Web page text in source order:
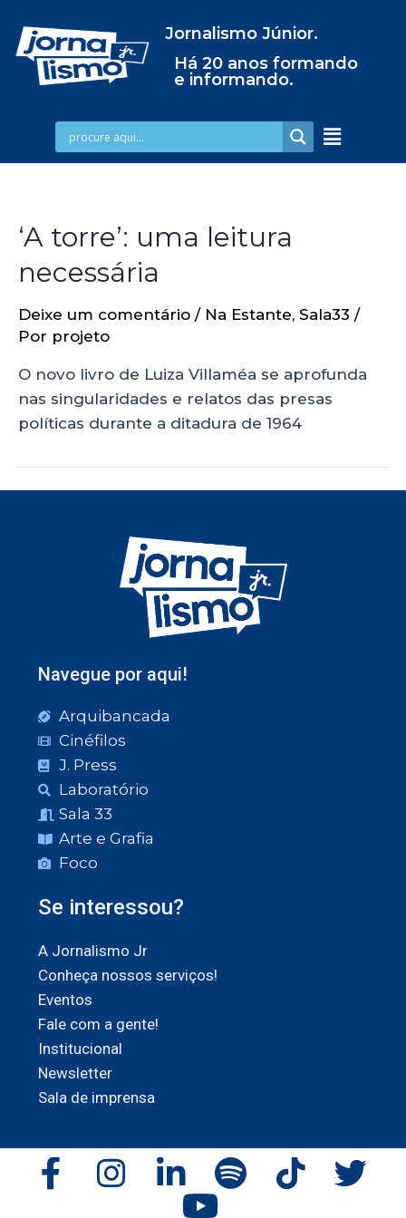
Jornalismo Júnior.
Há 20 anos formando
e informando.
‘A torre’: uma leitura
necessária
Deixe um comentário / Na Estante, Sala33 /
Por projeto
O novo livro de Luiza Villaméa se aprofunda
nas singularidades e relatos das presas
políticas durante a ditadura de 1964
Navegue por aqui!
Arquibancada
Cinéfilos
J. Press
Laboratório
Sala 33
Arte e Grafia
Foco
Se interessou?
A Jornalismo Jr
Conheça nossos serviços!
Eventos
Fale com a gente!
Institucional
Newsletter
Sala de imprensa